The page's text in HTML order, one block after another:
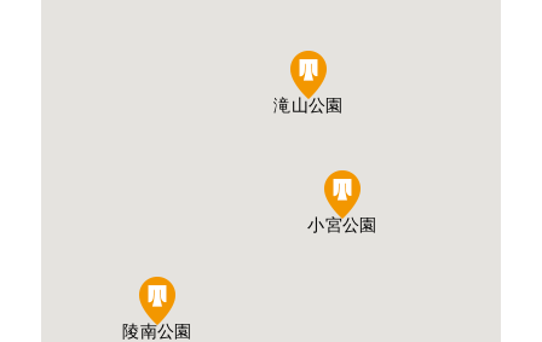
陵南公園
小宮公園
滝山公園